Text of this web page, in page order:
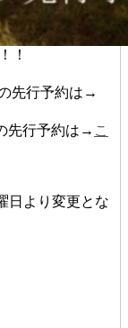
！
先行予約は→
先行予約は→ こ
日より変更とな